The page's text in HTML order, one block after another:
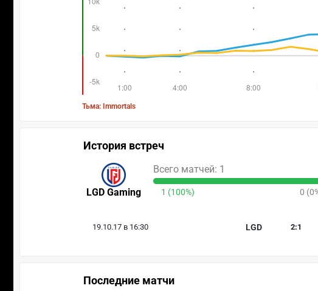
Тьма: Immortals
История встреч
LGD Gaming
Всего матчей: 1
1 (100%) 0
19.10.17 в 16:30 LGD 2:1
Последние матчи